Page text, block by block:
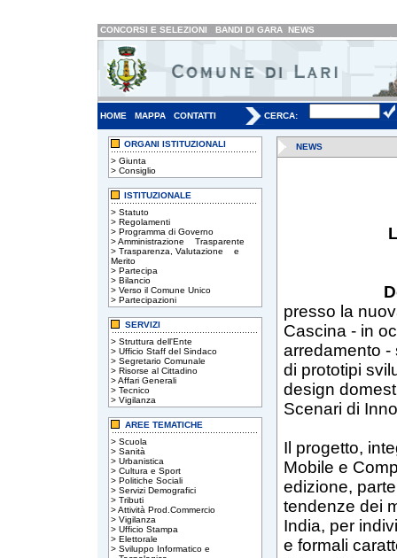
CONCORSI E SELEZIONI BANDI DI GARA NEWS
HOME MAPPA CONTATTI CERCA:
ORGANI ISTITUZIONALI
> Giunta
> Consiglio
ISTITUZIONALE
> Statuto
> Regolamenti
> Programma di Governo
>Amministrazione Trasparente
> Trasparenza, Valutazione e
Merito
> Partecipa
> Bilancio
> Verso il Comune Unico
> Partecipazioni
SERVIZI
> Struttura dell'Ente
> Ufficio Staff del Sindaco
> Segretario Comunale
> Risorse al Cittadino
>Affari Generali
> Tecnico
> Vigilanza
AREE TEMATICHE
> Scuola
> Sanità
> Urbanistica
> Cultura e Sport
> Politiche Sociali
> Servizi Demografici
> Tributi
>Attività Prod.Commercio
> Vigilanza
> Ufficio Stampa
> Elettorale
> Sviluppo Informatico e
NEWS
presso la
Cascina - in
arredamento
di prototipi
design
Scenari di
Il progetto,
Mobile e
edizione,
tendenze dei
India, per
e formali